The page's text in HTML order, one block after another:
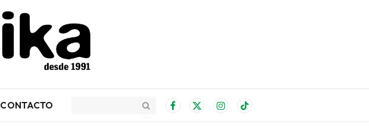
CONTACTO Facebook
X
InstagramTikTok